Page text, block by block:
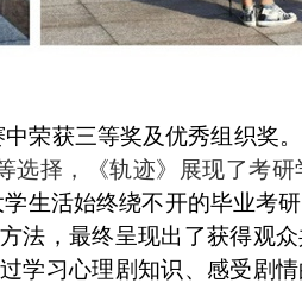
荣获三等奖及优秀组织奖
择，《轨迹》展现了考
生活始终绕不开的毕业考
法，最终呈现出了获得观
学习心理剧知识、感受剧